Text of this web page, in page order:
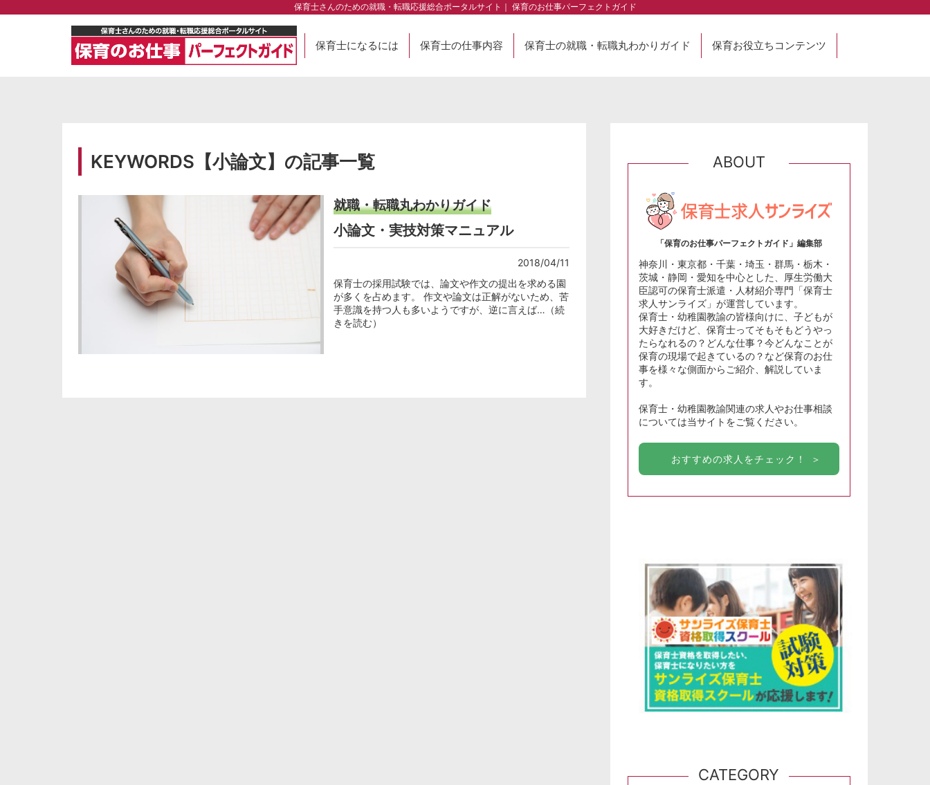
保育士さんのための就職・転職応援総合ポータルサイト｜ 保育のお仕事パーフェクトガイド
保育士になるには 保育士の仕事内容 保育士の就職・転職丸わかりガイド 保育お役立ちコンテンツ
KEYWORDS【小論文】の記事一覧
就職・転職丸わかりガイド
小論文・実技対策マニュアル
2018/04/11
保育士の採用試験では、論文や作文の提出を求める園
が多くを占めます。 作文や論文は正解がないため、苦
手意識を持つ人も多いようですが、逆に言えば…（続
きを読む）
ABOUT
「保育のお仕事パーフェクトガイド」編集部
神奈川・東京都・千葉・埼玉・群馬・栃木・
茨城・静岡・愛知を中心とした、厚生労働大
臣認可の保育士派遣・人材紹介専門「保育士
求人サンライズ」が運営しています。
保育士・幼稚園教諭の皆様向けに、子どもが
大好きだけど、保育士ってそもそもどうやっ
たらなれるの？どんな仕事？今どんなことが
保育の現場で起きているの？など保育のお仕
事を様々な側面からご紹介、解説していま
す。
保育士・幼稚園教諭関連の求人やお仕事相談
については当サイトをご覧ください。
おすすめの求人をチェック！
CATEGORY